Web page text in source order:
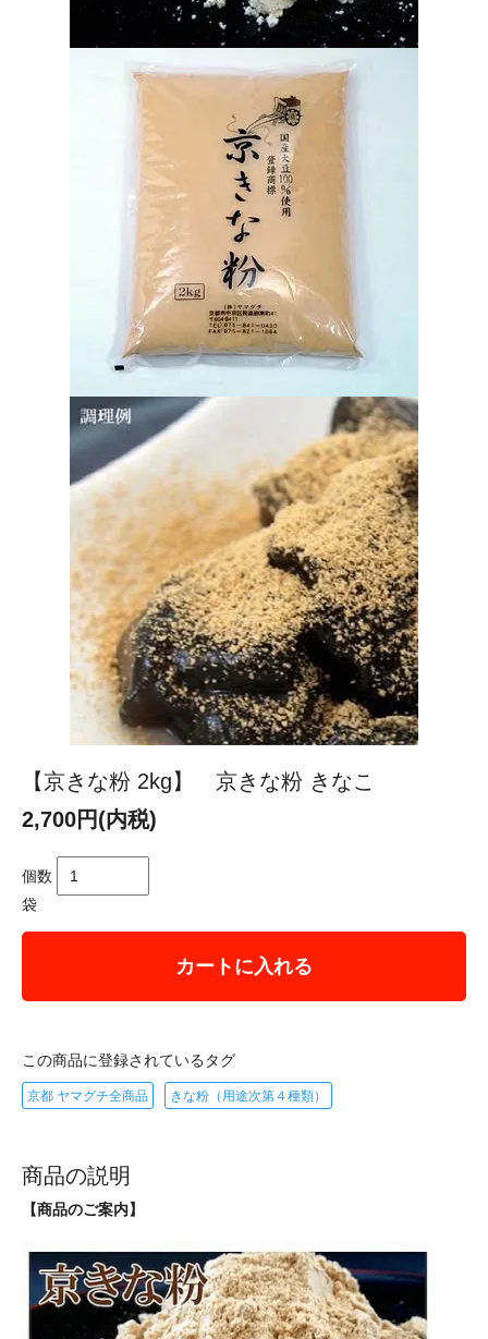
【京きな粉 2kg】 京きな粉 きなこ
2,700円(内税)
個数
袋
カートに入れる
この商品に登録されているタグ
京都 ヤマグチ全商品 きな粉（用途次第４種類）
商品の説明
【商品のご案内】